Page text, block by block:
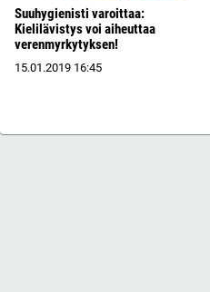
Suuhygienisti varoittaa:
Kielilävistys voi aiheuttaa
verenmyrkytyksen!
15.01.2019 16:45